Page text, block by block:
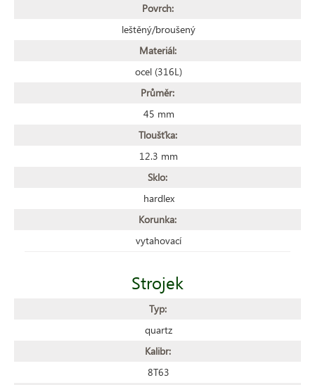
Povrch:
leštěný/broušený
Materiál:
ocel (316L)
Průměr:
45 mm
Tloušťka:
12.3 mm
Sklo:
hardlex
Korunka:
vytahovací
Strojek
Typ:
quartz
Kalibr:
8T63